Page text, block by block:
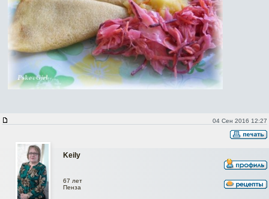
04 Сен 2016 12:27
Keily
67 лет
Пенза